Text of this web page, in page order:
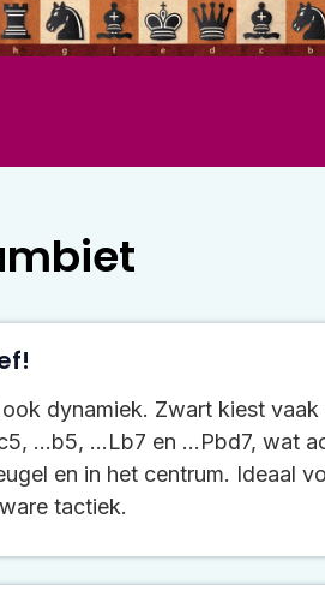
dynamiek. Zwart kiest
...b5, ...Lb7 en ...Pbd7, wat
en in het centrum. Ideaal
tactiek.